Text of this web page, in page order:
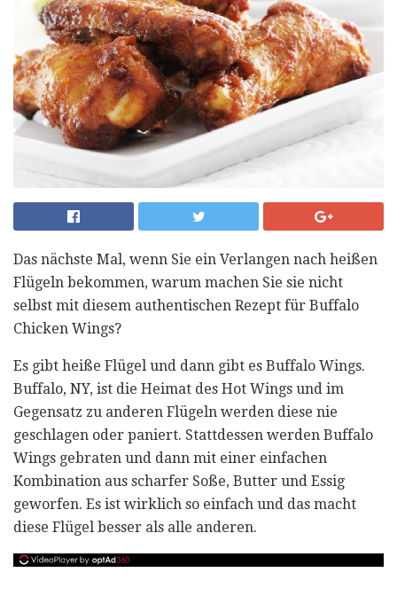
Das nächste Mal, wenn Sie ein Verlangen nach heißen
Flügeln bekommen, warum machen Sie sie nicht
selbst mit diesem authentischen Rezept für Buffalo
Chicken Wings?
Es gibt heiße Flügel und dann gibt es Buffalo Wings.
Buffalo, NY, ist die Heimat des Hot Wings und im
Gegensatz zu anderen Flügeln werden diese nie
geschlagen oder paniert. Stattdessen werden Buffalo
Wings gebraten und dann mit einer einfachen
Kombination aus scharfer Soße, Butter und Essig
geworfen. Es ist wirklich so einfach und das macht
diese Flügel besser als alle anderen.